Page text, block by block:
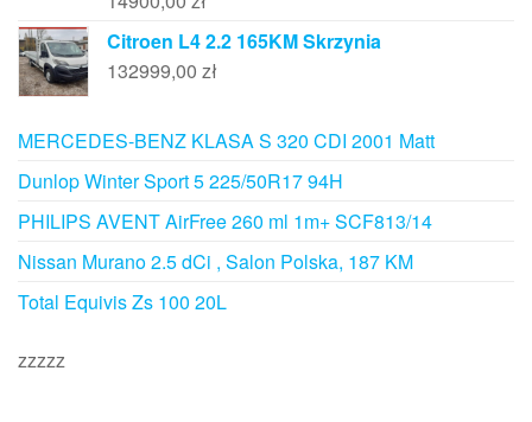
Citroen L4 2.2 165KM Skrzynia
132999,00 zł
MERCEDES-BENZ KLASA S 320 CDI 2001 Matt
Dunlop Winter Sport 5 225/50R17 94H
PHILIPS AVENT AirFree 260 ml 1m+ SCF813/14
Nissan Murano 2.5 dCi , Salon Polska, 187 KM
Total Equivis Zs 100 20L
zzzzz